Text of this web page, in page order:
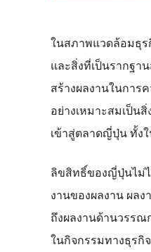
ในสภาพแวดล้อมธุ
และสิ่งที่เป็นรากฐ
สร้างผลงานในการ
อย่างเหมาะสมเป็
เข้าสู่ตลาดญี่ปุ่น ทั้ง
ลิขสิทธิ์ของญี่ปุ่นไม่ไ
งานของผลงาน ผล
ถึงผลงานด้านวรร
ในกิจกรรมทางธุร